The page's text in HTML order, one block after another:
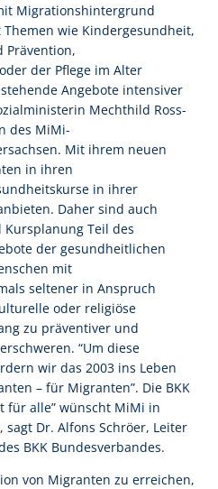
Migrationshintergrund
wie Kindergesundheit,
Prävention,
der Pflege im Alter
Angebote intensiver
Mechthild Ross-
des MiMi-
Mit ihrem neuen
in ihren
in ihrer
Daher sind auch
Teil des
der gesundheitlichen
mit
seltener in Anspruch
oder religiöse
zu präventiver und
“Um diese
wir das 2003 ins Leben
– für Migranten”. Die BKK
für alle” wünscht MiMi in
sagt Dr. Alfons Schröer, Leiter
BKK Bundesverbandes.
von Migranten zu erreichen,